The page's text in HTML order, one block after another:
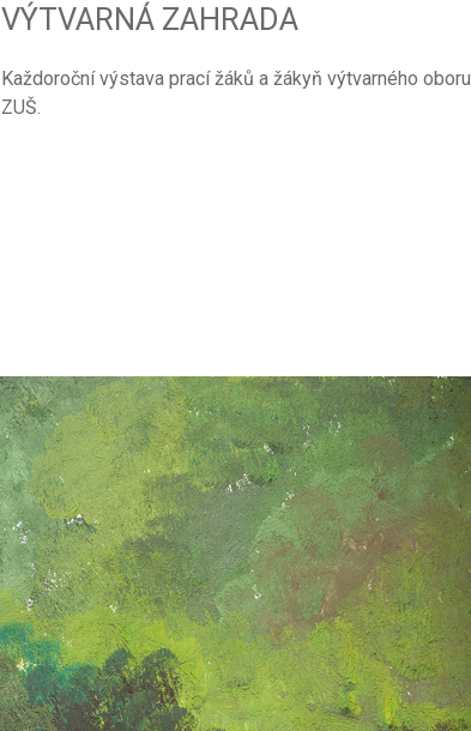
VÝTVARNÁ ZAHRADA
Každoroční výstava prací žáků a žákyň výtvarného oboru
ZUŠ.